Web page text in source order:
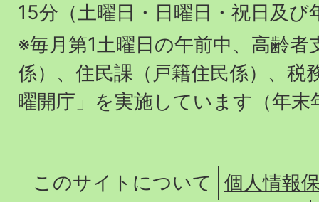
15分（土曜日・日曜日・祝日及び
※毎月第1土曜日の午前中、高齢者
係）、住民課（戸籍住民係）、税
曜開庁」を実施しています（年末
このサイトについて
個人情報